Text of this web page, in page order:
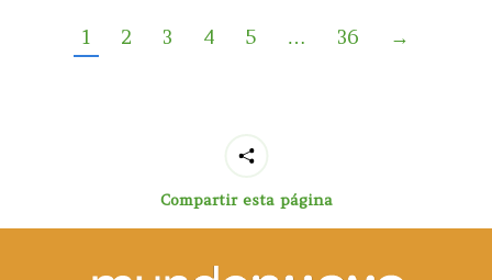
1 2 3 4 5 … 36 →
Compartir esta página